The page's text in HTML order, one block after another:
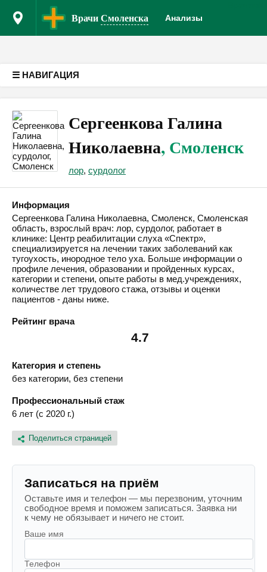
ВрачиСмоленска Анализы
☰ НАВИГАЦИЯ
Сергеенкова Галина
Николаевна, Смоленск
лор, сурдолог
Информация
Сергеенкова Галина Николаевна, Смоленск, Смоленская
область, взрослый врач: лор, сурдолог, работает в
клинике: Центр реабилитации слуха «Спектр»,
специализируется на лечении таких заболеваний как
тугоухость, инородное тело уха. Больше информации о
профиле лечения, образовании и пройденных курсах,
категории и степени, опыте работы в мед.учреждениях,
количестве лет трудового стажа, отзывы и оценки
пациентов - даны ниже.
Рейтинг врача
4.7
Категория и степень
без категории, без степени
Профессиональный стаж
6 лет (с 2020 г.)
Поделиться страницей
Записаться на приём
Оставьте имя и телефон — мы перезвоним, уточним
свободное время и поможем записаться. Заявка ни
к чему не обязывает и ничего не стоит.
Ваше имя
Телефон